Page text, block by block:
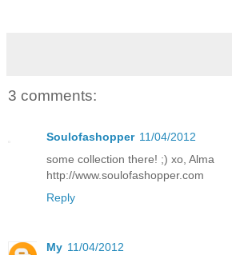
3 comments:
Soulofashopper 11/04/2012
some collection there! ;) xo, Alma
http://www.soulofashopper.com
Reply
My 11/04/2012